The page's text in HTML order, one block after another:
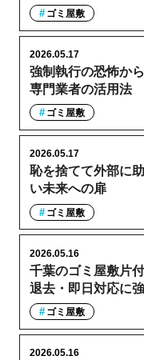
ゴミ屋敷
強制執行の恐怖か
専門業者の活用法
2026.05.17
ゴミ屋敷
恥を捨てて外部に
い未来への扉
2026.05.17
ゴミ屋敷
千葉のゴミ屋敷片
退去・即日対応に
2026.05.16
ゴミ屋敷
2026.05.16